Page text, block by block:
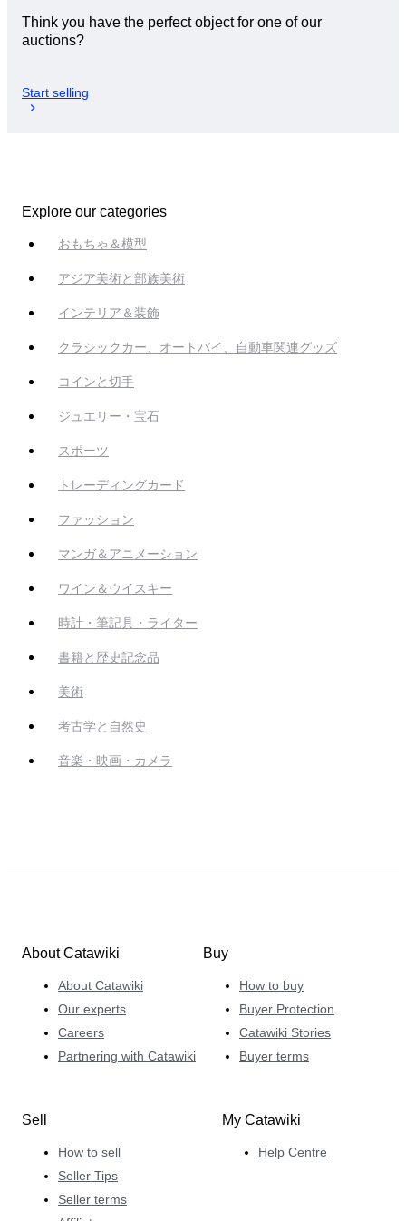
Think you have the perfect object for one of our
auctions?
Start selling
Explore our categories
おもちゃ＆模型
アジア美術と部族美術
インテリア＆装飾
クラシックカー、オートバイ、自動車関連グッズ
コインと切手
ジュエリー・宝石
スポーツ
トレーディングカード
ファッション
マンガ＆アニメーション
ワイン＆ウイスキー
時計・筆記具・ライター
書籍と歴史記念品
美術
考古学と自然史
音楽・映画・カメラ
About Catawiki
About Catawiki
Our experts
Careers
Partnering with Catawiki
Buy
How to buy
Buyer Protection
Catawiki Stories
Buyer terms
Sell
How to sell
Seller Tips
Seller terms
My Catawiki
Help Centre